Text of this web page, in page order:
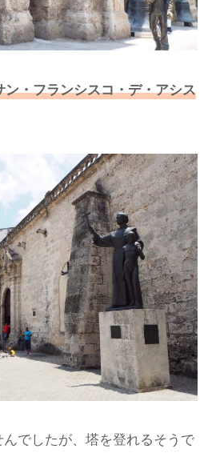
ン・フランシスコ・デ・アシス
でしたが、塔を登れるそうで